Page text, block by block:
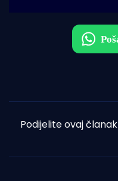
Podijelite ovaj članak